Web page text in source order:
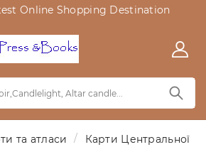
Online Shopping Destination
та атласи
Карти Центральної